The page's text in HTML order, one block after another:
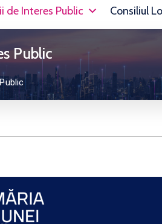
de Interes Public Consiliul
Public